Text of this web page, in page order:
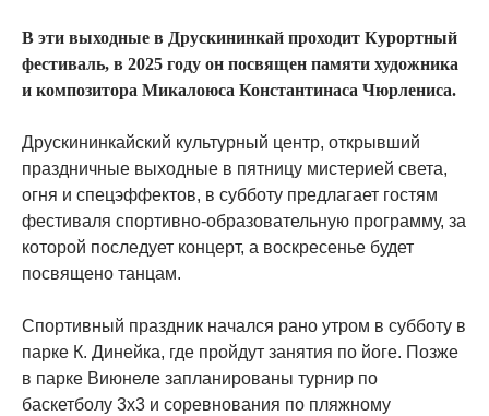
В эти выходные в Друскининкай проходит Курортный
фестиваль, в 2025 году он посвящен памяти художника
и композитора Микалоюса Константинаса Чюрлениса.
Друскининкайский культурный центр, открывший
праздничные выходные в пятницу мистерией света,
огня и спецэффектов, в субботу предлагает гостям
фестиваля спортивно-образовательную программу, за
которой последует концерт, а воскресенье будет
посвящено танцам.
Спортивный праздник начался рано утром в субботу в
парке К. Динейка, где пройдут занятия по йоге. Позже
в парке Виюнеле запланированы турнир по
баскетболу 3х3 и соревнования по пляжному